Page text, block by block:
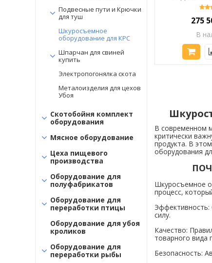
Оборудование для кормов
материалы
Запчасти для пищевого
оборудования
Мясное бу оборудование
Утилизация биологических
отходов оборудование
Картонажное оборудование
Доставка пищевого
оборудования
Подвесные пути и Крючки
для туш
Шкуросъемное
оборудование для КРС
Шпарчан для свиней
купить
Электропогонялка скота
Металоизделия для цехов
Убоя
Скотобойня комплект
оборудования
Мясное оборудование
Цеха пищевого
производства
Оборудование для
полуфабрикатов
Оборудование для
переработки птицы
Оборудование для убоя
кроликов
Оборудование для
переработки рыбы
М
275
В
В современном
критически
продукта. В
оборудования
Шкуросъемное
процесс,
силу.
Качество:
товарного вида
Безопасность: